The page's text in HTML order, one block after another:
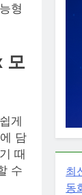
형
모
게
담
때
수
최
동